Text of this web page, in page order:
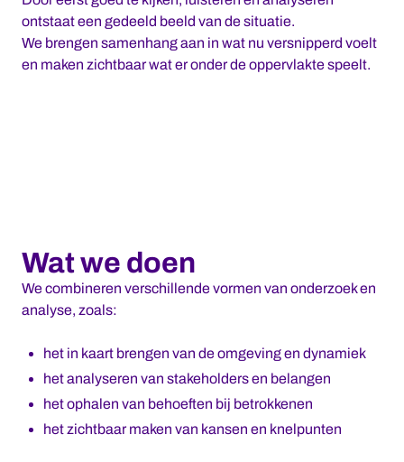
ontstaat een gedeeld beeld van de situatie.
We brengen samenhang aan in wat nu versnipperd voelt
en maken zichtbaar wat er onder de oppervlakte speelt.
Wat we doen
We combineren verschillende vormen van onderzoek en
analyse, zoals:
het in kaart brengen van de omgeving en dynamiek
het analyseren van stakeholders en belangen
het ophalen van behoeften bij betrokkenen
het zichtbaar maken van kansen en knelpunten